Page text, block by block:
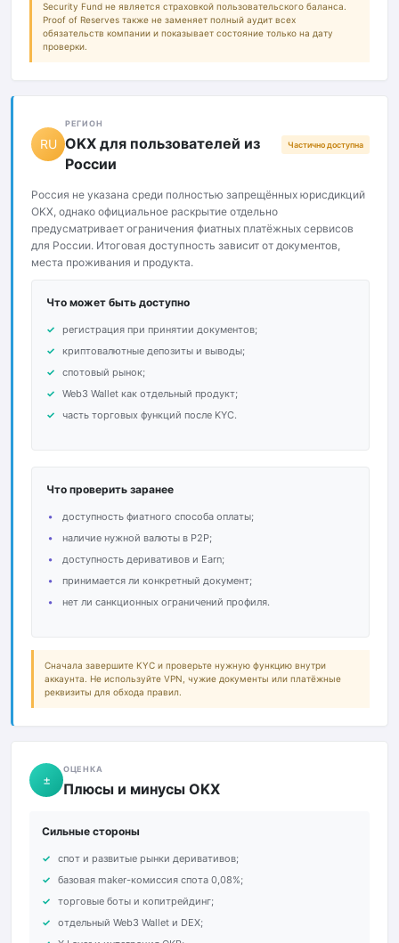
Security Fund не является страховкой пользовательского баланса.
Proof of Reserves также не заменяет полный аудит всех
обязательств компании и показывает состояние только на дату
проверки.
RU
РЕГИОН
OKX для пользователей из
России
Частично доступна
Россия не указана среди полностью запрещённых юрисдикций
OKX, однако официальное раскрытие отдельно
предусматривает ограничения фиатных платёжных сервисов
для России. Итоговая доступность зависит от документов,
места проживания и продукта.
Что может быть доступно
регистрация при принятии документов;
криптовалютные депозиты и выводы;
спотовый рынок;
Web3 Wallet как отдельный продукт;
часть торговых функций после KYC.
Что проверить заранее
доступность фиатного способа оплаты;
наличие нужной валюты в P2P;
доступность деривативов и Earn;
принимается ли конкретный документ;
нет ли санкционных ограничений профиля.
Сначала завершите KYC и проверьте нужную функцию внутри
аккаунта. Не используйте VPN, чужие документы или платёжные
реквизиты для обхода правил.
±
ОЦЕНКА
Плюсы и минусы OKX
Сильные стороны
спот и развитые рынки деривативов;
базовая maker-комиссия спота 0,08%;
торговые боты и копитрейдинг;
отдельный Web3 Wallet и DEX;